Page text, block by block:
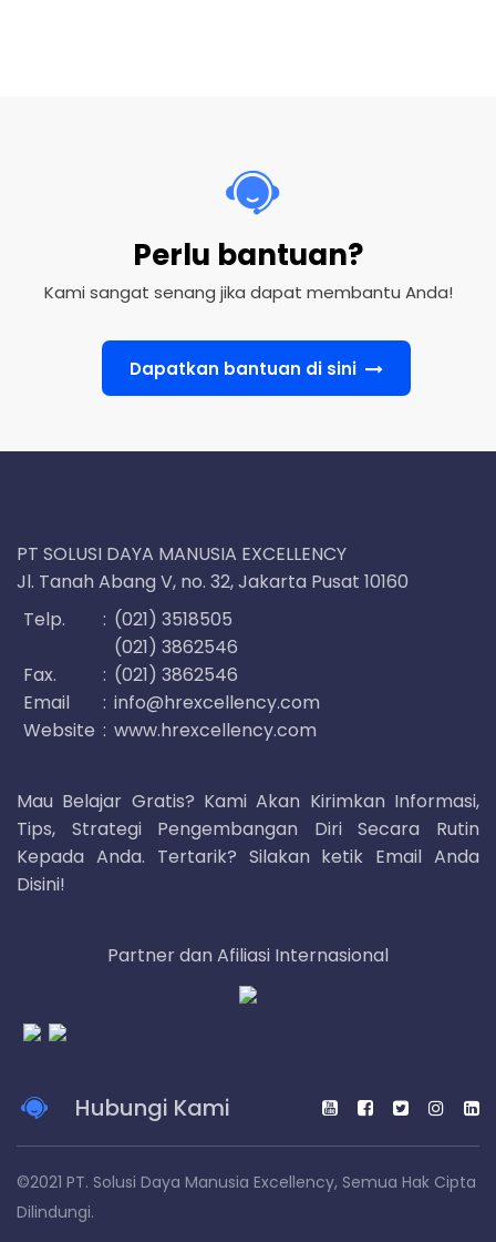
Perlu bantuan?
Kami sangat senang jika dapat membantu Anda!
Dapatkan bantuan di sini
PT SOLUSI DAYA MANUSIA EXCELLENCY
Jl. Tanah Abang V, no. 32, Jakarta Pusat 10160
Telp.
: (021) 3518505
(021) 3862546
Fax.
: (021) 3862546
Email
: info@hrexcellency.com
Website : www.hrexcellency.com
Mau Belajar Gratis? Kami Akan Kirimkan Informasi,
Tips, Strategi Pengembangan Diri Secara Rutin
Kepada Anda. Tertarik? Silakan ketik Email Anda
Disini!
Partner dan Afiliasi Internasional
Hubungi Kami
©2021 PT. Solusi Daya Manusia Excellency, Semua Hak Cipta
Dilindungi.